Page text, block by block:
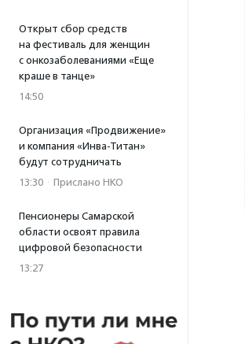
Открыт сбор средств
на фестиваль для женщин
с онкозаболеваниями «Еще
краше в танце»
14:50
Организация «Продвижение»
и компания «Инва-Титан»
будут сотрудничать
13:30 · Прислано НКО
Пенсионеры Самарской
области освоят правила
цифровой безопасности
13:27